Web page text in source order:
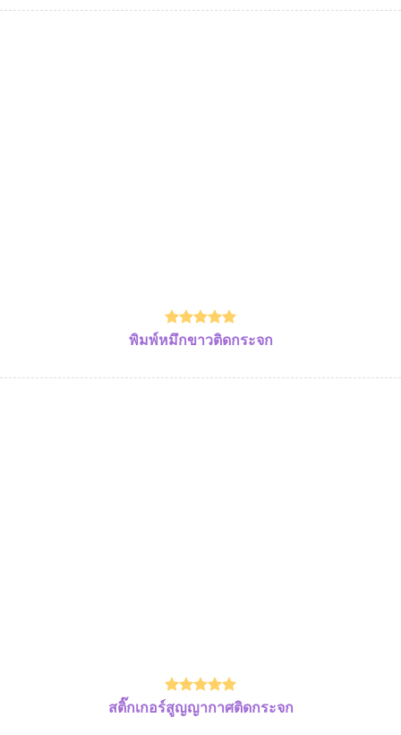
พิมพ์หมึกขาวติดกระจก
สติ๊กเกอร์สูญญากาศติดกระจก